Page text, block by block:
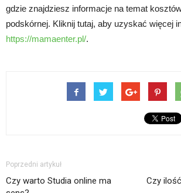
gdzie znajdziesz informacje na temat
podskórnej. Kliknij tutaj, aby uzyskać więcej
https://mamaenter.pl/.
Poprzedni artykuł
Czy warto Studia online ma
Czy